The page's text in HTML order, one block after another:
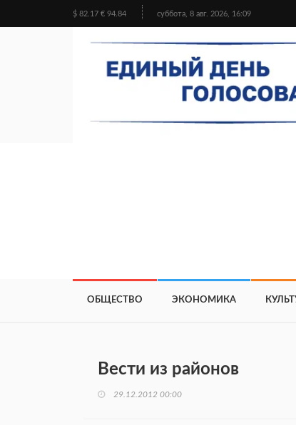
$ 82.17 € 94.84 суббота, 8 авг. 2026, 16:09
ОБЩЕСТВО ЭКОНОМИКА
Вести из районов
29.12.2012 00:00